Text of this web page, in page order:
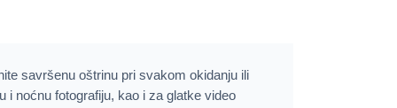
savršenu oštrinu pri svakom okidanju ili
i noćnu fotografiju, kao i za glatke video